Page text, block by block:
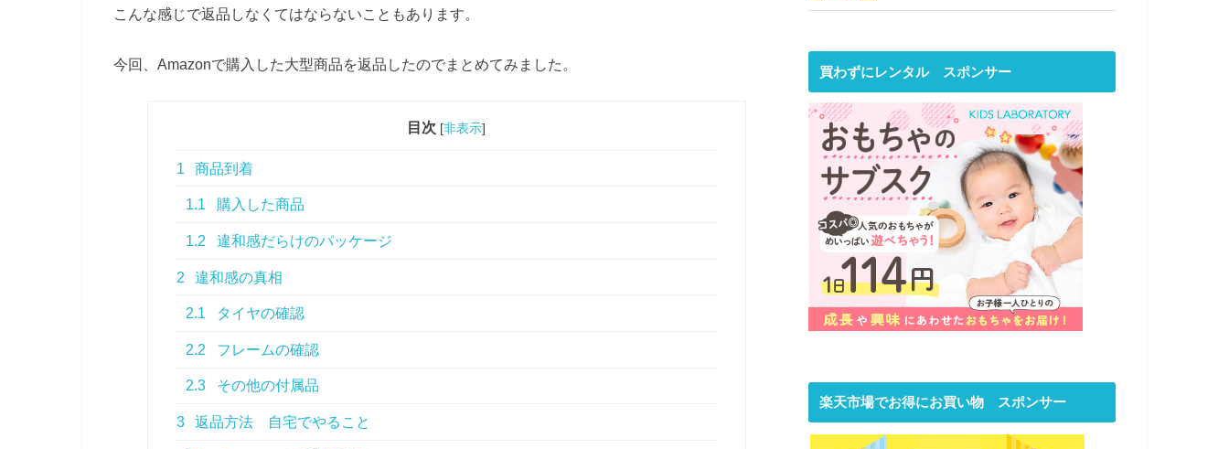
こんな感じで返品しなくてはならないこともあります。
今回、Amazonで購入した大型商品を返品したのでまとめてみました。
目次 [非表示]
1 商品到着
1.1 購入した商品
1.2 違和感だらけのパッケージ
2 違和感の真相
2.1 タイヤの確認
2.2 フレームの確認
2.3 その他の付属品
3 返品方法 自宅でやること
買わずにレンタル スポンサー
楽天市場でお得にお買い物 スポンサー